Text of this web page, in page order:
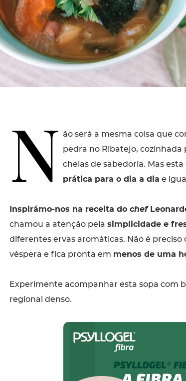
N ão será a mesma coisa que
pedra no Ribatejo, cozinhada
cheias de sabedoria. Mas esta
prática para o dia a dia e
Inspirámo-nos na receita do chef
chamou a atenção pela simplicidade e
diferentes ervas aromáticas. Não é preciso
véspera e fica pronta em menos de uma
Experimente acompanhar esta sopa com
regional denso.